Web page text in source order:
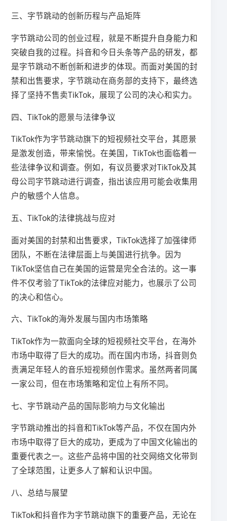
三、字节跳动的创新历程与产品矩阵
字节跳动公司的创业过程，就是不断提升自身能力和
突破自我的过程。抖音和今日头条等产品的研发，都
是字节跳动不断创新和进步的体现。而面对美国的封
禁和出售要求，字节跳动在商务部的支持下，最终选
择了坚持不售卖TikTok，展现了公司的决心和实力。
四、TikTok的愿景与法律争议
TikTok作为字节跳动旗下的短视频社交平台，其愿景
是激发创造，带来愉悦。在美国，TikTok也面临着一
些法律争议和调查。例如，有议员要求对TikTok及其
母公司字节跳动进行调查，指出该应用可能会收集用
户的敏感个人信息。
五、TikTok的法律挑战与应对
面对美国的封禁和出售要求，TikTok选择了加强律师
团队，不断在法律层面上与美国进行抗争。因为
TikTok坚信自己在美国的运营是完全合法的。这一事
件不仅考验了TikTok的法律应对能力，也展示了公司
的决心和信心。
六、TikTok的海外发展与国内市场策略
TikTok作为一款面向全球的短视频社交平台，在海外
市场中取得了巨大的成功。而在国内市场，抖音则负
责满足年轻人的音乐短视频创作需求。虽然两者同属
一家公司，但在市场策略和定位上有所不同。
七、字节跳动产品的国际影响力与文化输出
字节跳动推出的抖音和TikTok等产品，不仅在国内外
市场中取得了巨大的成功，更成为了中国文化输出的
重要代表之一。这些产品将中国的社交网络文化带到
了全球范围，让更多人了解和认识中国。
八、总结与展望
TikTok和抖音作为字节跳动旗下的重要产品，无论在